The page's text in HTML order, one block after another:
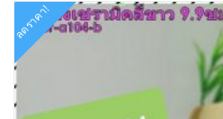
ลดราคา!